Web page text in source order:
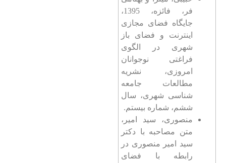
فر، فائزه، 1395،
جایگاه فضای مجازی
اینترنت و فضای باز
شهری در الگوی
فراغتی نوجوانان
امروزی، نشریه
مطالعات جامعه
شناسی شهری، سال
ششم، شماره بیستم.
منصوری، سید امیر،
متن مصاحبه با دکتر
سید امیر منصوری در
رابطه با فضای